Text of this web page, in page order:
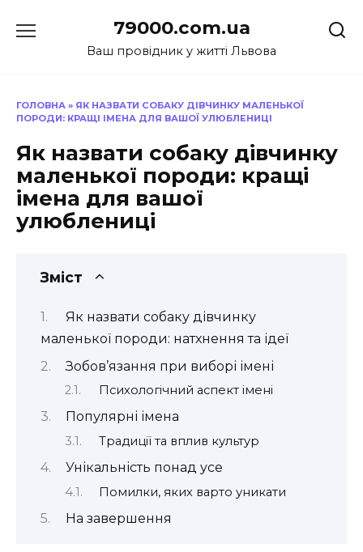
до
79000.com.ua
Ваш провідник у житті Львова
ГОЛОВНА » ЯК НАЗВАТИ СОБАКУ ДІВЧИНКУ МАЛЕНЬКОЇ
ПОРОДИ: КРАЩІ ІМЕНА ДЛЯ ВАШОЇ УЛЮБЛЕНИЦІ
Як назвати собаку дівчинку
маленької породи: кращі
імена для вашої
улюблениці
Зміст
Як назвати собаку дівчинку
маленької породи: натхнення та ідеї
Зобов’язання при виборі імені
Психологічний аспект імені
Популярні імена
Традиції та вплив культур
Унікальність понад усе
Помилки, яких варто уникати
На завершення